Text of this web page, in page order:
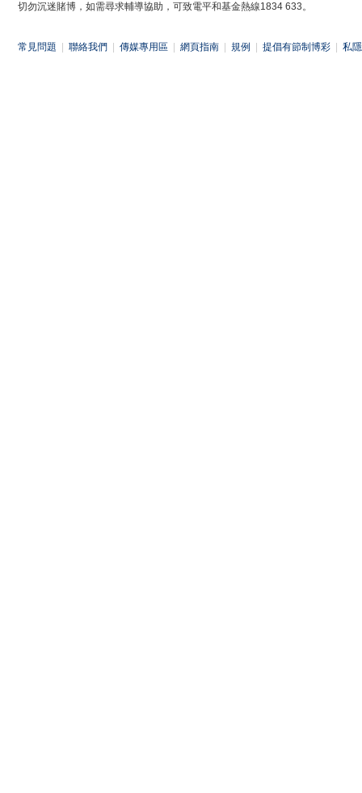
切勿沉迷賭博，如需尋求輔導協助，可致電平和基金熱線1834 633。
常見問題 聯絡我們 傳媒專用區 網頁指南 規例 提倡有節制博彩 私